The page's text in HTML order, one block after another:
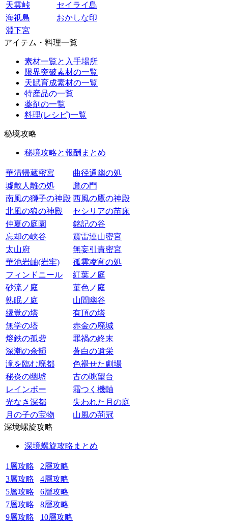
天雲峠
セイライ島
海祇島
おかしな印
淵下宮
アイテム・料理一覧
素材一覧と入手場所
限界突破素材の一覧
天賦育成素材の一覧
特産品の一覧
薬剤の一覧
料理(レシピ)一覧
秘境攻略
秘境攻略と報酬まとめ
華清帰蔵密宮
曲径通幽の処
墟散人離の処
鷹の門
南風の獅子の神殿 西風の鷹の神殿
北風の狼の神殿
セシリアの苗床
仲夏の庭園
銘記の谷
忘却の峡谷
震雷連山密宮
太山府
無妄引責密宮
華池岩岫(岩牢)
孤雲凌宵の処
フィンドニール
紅葉ノ庭
砂流ノ庭
菫色ノ庭
熟眠ノ庭
山間幽谷
縁覚の塔
有頂の塔
無学の塔
赤金の廃城
熔鉄の孤砦
罪禍の終末
深潮の余韻
蒼白の遺栄
滝を臨む廃都
色褪せた劇場
秘炎の幽墟
古の眺望台
レインボー
霜つく機軸
光なき深都
失われた月の庭
月の子の宝物
山風の荊冠
深境螺旋攻略
深境螺旋攻略まとめ
1層攻略
2層攻略
3層攻略
4層攻略
5層攻略
6層攻略
7層攻略
8層攻略
9層攻略
10層攻略